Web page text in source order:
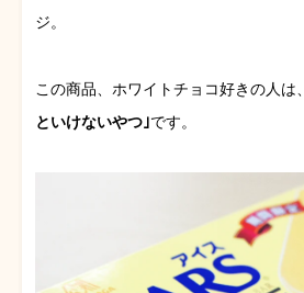
ジ。
この商品、ホワイトチョコ好きの人は、
といけないやつ｣です。